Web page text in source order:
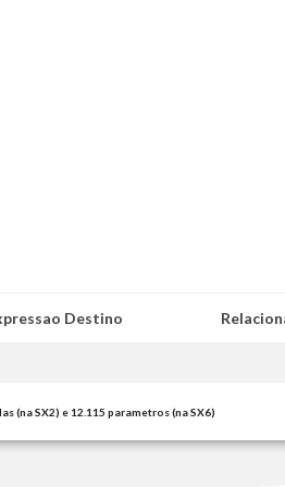
Destino
(na SX2) e 12.115 parametros (na SX6)